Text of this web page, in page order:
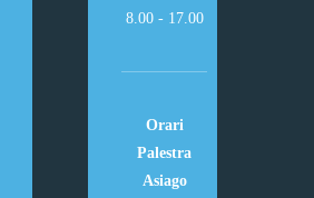
8.00 - 17.00
Orari
Palestra
Asiago